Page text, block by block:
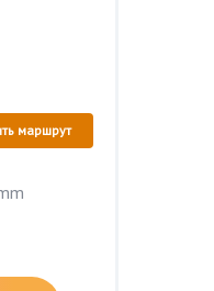
маршрут